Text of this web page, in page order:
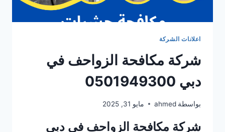
اعلانات الشركة
شركة مكافحة الزواحف في
دبي 0501949300
بواسطة ahmed مايو 31, 2025
شركة مكافحة الزواحف في دبي